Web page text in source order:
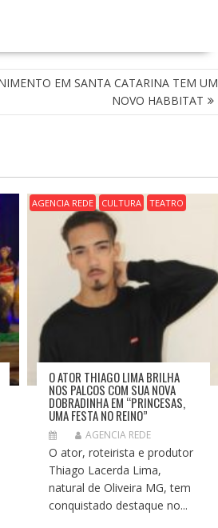
EM SANTA CATARINA TEM UM
NOVO HABBITAT
AGENCIA REDE CULTURA TEATRO
O ATOR THIAGO LIMA BRILHA
NOS PALCOS COM SUA NOVA
DOBRADINHA EM “PRINCESAS,
UMA FESTA NO REINO”
AGENCIA REDE
O ator, roteirista e produtor
Thiago Lacerda Lima,
natural de Oliveira MG, tem
conquistado destaque no...